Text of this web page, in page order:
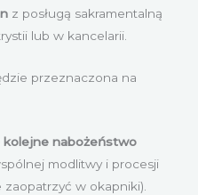
z posługą sakramentalną
lub w kancelarii.
przeznaczona na
kolejne nabożeństwo
modlitwy i procesji
w okapniki).